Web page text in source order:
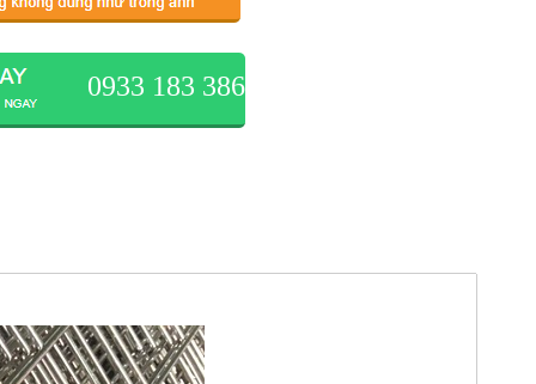
0933 183 386